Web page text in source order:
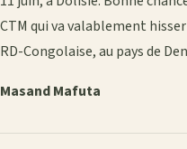
CTM qui va valablement
RD-Congolaise, au pays de
Masand Mafuta